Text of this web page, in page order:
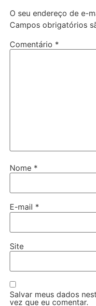
O seu endereço de e-
Campos obrigatórios
Comentário *
Nome *
E-mail *
Site
Salvar meus dados
vez que eu comentar.